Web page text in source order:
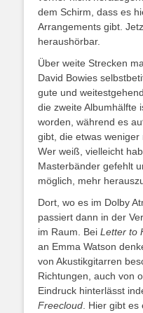
dem Schirm, dass es
Arrangements gibt.
heraushörbar.
Über weite Strecken
David Bowies
gute und
die zweite Albumhälfte
worden, während es
gibt, die etwas weniger
Wer weiß, vielleicht
Masterbänder gefehlt
möglich, mehr
Dort, wo es im Dolby
passiert dann in der
im Raum. Bei Letter to
an Emma Watson
von Akustikgitarren
Richtungen, auch von
Eindruck hinterlässt
Freecloud . Hier gibt